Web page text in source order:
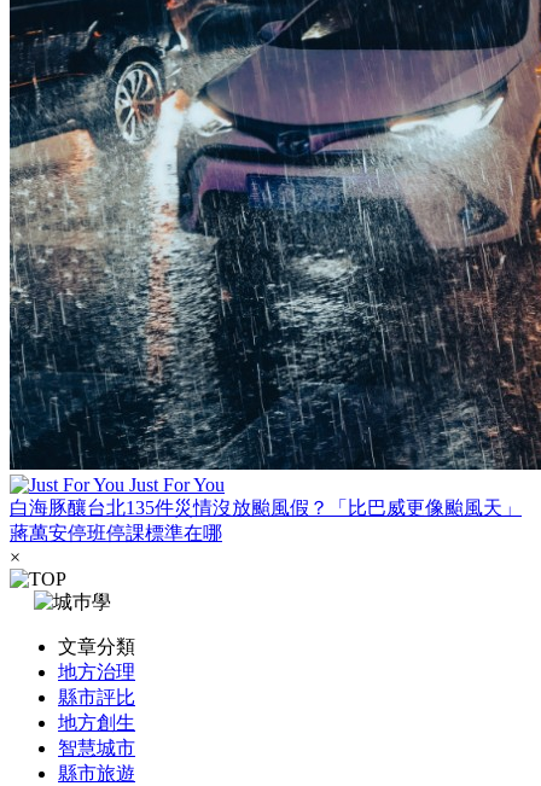
Just For You
白海豚釀台北135件災情沒放颱風假？「比巴威更像颱風天」
蔣萬安停班停課標準在哪
×
文章分類
地方治理
縣市評比
地方創生
智慧城市
縣市旅遊